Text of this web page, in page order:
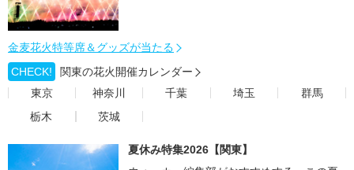
金麦花火特等席＆グッズが当たる
CHECK!
関東の花火開催カレンダー
東京
神奈川 千葉 埼玉
群馬
栃木
茨城
夏休み特集2026【関東】